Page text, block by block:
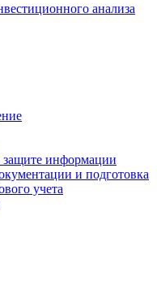
анализа
информации
и подготовка
учета